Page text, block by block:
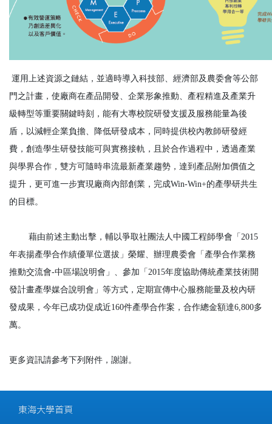
運用上述資源之鏈結，並適時導入科技部、經濟部及農委會等公部
門之計畫，使廠商在產品開發、企業形象推動、產程精進及產業升
級轉型等重要關鍵時刻，能有大專校院研發支援及服務能量為後
盾，以減輕企業負擔、降低研發成本，同時提供校內教師研發經
費，創造學生研發技能可與實務接軌，且於合作過程中，透過產業
與學界合作，雙方可隨時串流最新產業趨勢，達到產品附加價值之
提升，更可進一步實現廠商內部創業，完成Win-Win+的產學研共生
的目標。
藉由前述主動出擊，輔以爭取社團法人中國工程師學會「2015
年表揚產學合作績優單位選拔」榮耀、辦理農委會「產學合作業務
推動交流會-中區場說明會」、參加「2015年度協助傳統產業技術開
發計畫產學媒合說明會」等方式，定期宣傳中心服務能量及校內研
發成果，今年已成功促成近160件產學合作案，合作總金額達6,800多
萬。
更多資訊請參考下列附件，謝謝。
東海大學首頁